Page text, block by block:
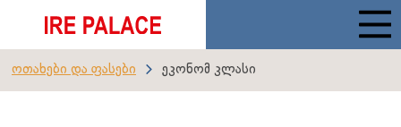
Ოთახები Და Ფასები Ეკონომ Კლასი